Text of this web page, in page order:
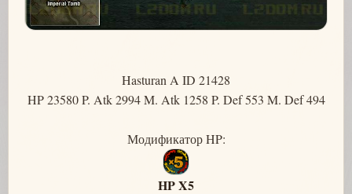
Hasturan A ID 21428
HP 23580 P. Atk 2994 M. Atk 1258 P. Def 553 M. Def 494
Модификатор HP:
HP X5